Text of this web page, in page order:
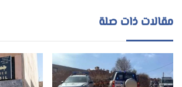
مقالات ذات صلة